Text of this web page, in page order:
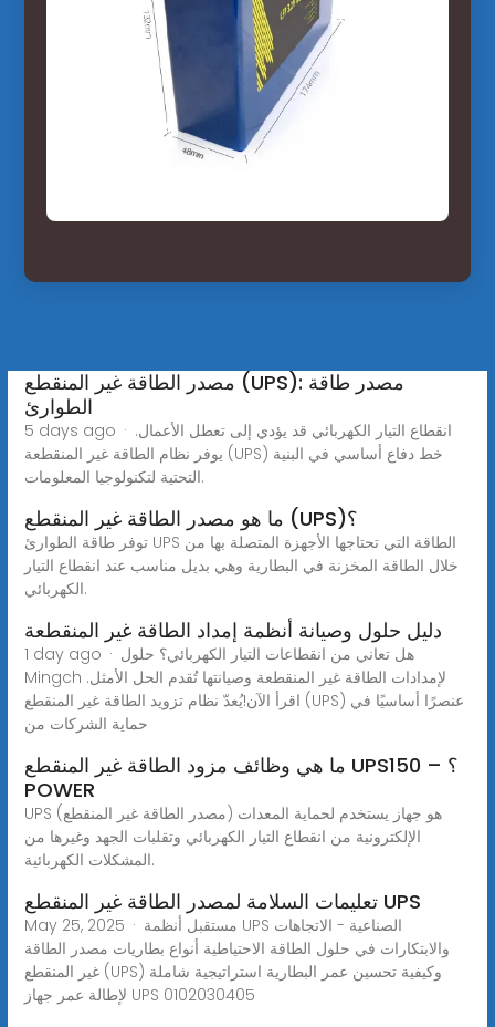
مصدر الطاقة غير المنقطع (UPS): مصدر طاقة
الطوارئ
5 days ago · انقطاع التيار الكهربائي قد يؤدي إلى تعطل الأعمال.
يوفر نظام الطاقة غير المنقطعة (UPS) خط دفاع أساسي في البنية
التحتية لتكنولوجيا المعلومات.
ما هو مصدر الطاقة غير المنقطع (UPS)؟
توفر طاقة الطوارئ UPS الطاقة التي تحتاجها الأجهزة المتصلة بها من
خلال الطاقة المخزنة في البطارية وهي بديل مناسب عند انقطاع التيار
الكهربائي.
دليل حلول وصيانة أنظمة إمداد الطاقة غير المنقطعة
1 day ago · هل تعاني من انقطاعات التيار الكهربائي؟ حلول
Mingch لإمدادات الطاقة غير المنقطعة وصيانتها تُقدم الحل الأمثل.
اقرأ الآن!يُعدّ نظام تزويد الطاقة غير المنقطع (UPS) عنصرًا أساسيًا في
حماية الشركات من
ما هي وظائف مزود الطاقة غير المنقطع UPS؟ – 150
POWER
UPS (مصدر الطاقة غير المنقطع) هو جهاز يستخدم لحماية المعدات
الإلكترونية من انقطاع التيار الكهربائي وتقلبات الجهد وغيرها من
المشكلات الكهربائية.
تعليمات السلامة لمصدر الطاقة غير المنقطع UPS
May 25, 2025 · مستقبل أنظمة UPS الصناعية - الاتجاهات
والابتكارات في حلول الطاقة الاحتياطية أنواع بطاريات مصدر الطاقة
غير المنقطع (UPS) وكيفية تحسين عمر البطارية استراتيجية شاملة
لإطالة عمر جهاز UPS 0102030405